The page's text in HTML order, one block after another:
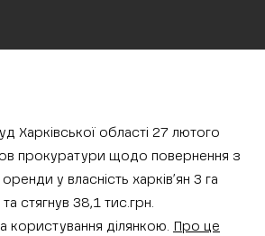
Харківської області 27 лютого
прокуратури щодо повернення з
у власність харків’ян 3 га
стягнув 38,1 тис.грн.
користування ділянкою. Про це